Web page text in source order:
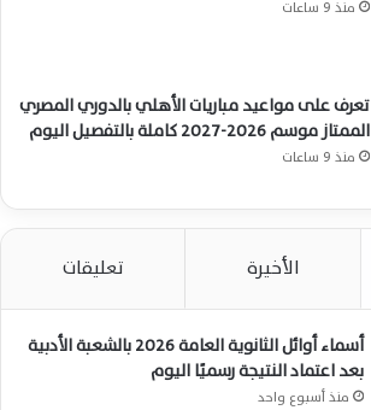
منذ 9 ساعات
تعرف على مواعيد مباريات الأهلي بالدوري المصري
الممتاز موسم 2026-2027 كاملة بالتفصيل اليوم
منذ 9 ساعات
الأخيرة تعليقات
أسماء أوائل الثانوية العامة 2026 بالشعبة الأدبية
بعد اعتماد النتيجة رسميًا اليوم
منذ أسبوع واحد